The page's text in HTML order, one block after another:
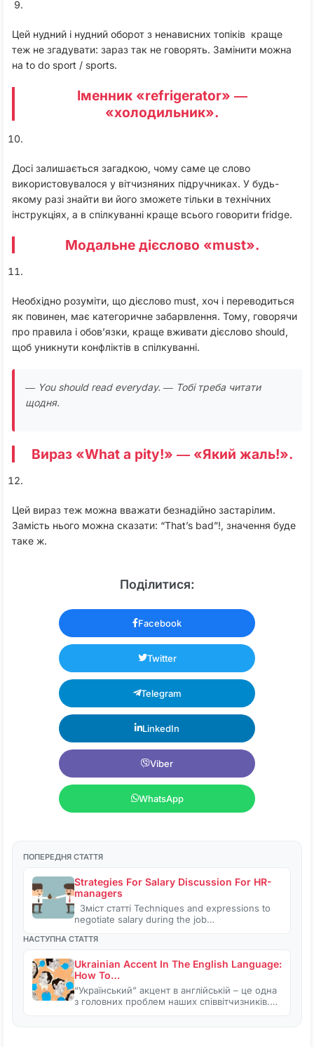
Цей нудний і нудний оборот з ненависних топіків краще
теж не згадувати: зараз так не говорять. Замінити можна
на to do sport / sports.
Іменник «refrigerator» ―
«холодильник».
Досі залишається загадкою, чому саме це слово
використовувалося у вітчизняних підручниках. У будь-
якому разі знайти ви його зможете тільки в технічних
інструкціях, а в спілкуванні краще всього говорити fridge.
Модальне дієслово «must».
Необхідно розуміти, що дієслово must, хоч і переводиться
як повинен, має категоричне забарвлення. Тому, говорячи
про правила і обов’язки, краще вживати дієслово should,
щоб уникнути конфліктів в спілкуванні.
― You should read everyday. ― Тобі треба читати
щодня.
Вираз «What a pity!» ― «Який жаль!».
Цей вираз теж можна вважати безнадійно застарілим.
Замість нього можна сказати: “That’s bad”!, значення буде
таке ж.
Поділитися:
Facebook
Twitter
Telegram
LinkedIn
Viber
WhatsApp
ПОПЕРЕДНЯ СТАТТЯ
Strategies For Salary Discussion For HR-
managers
Зміст статті Techniques and expressions to
negotiate salary during the job…
НАСТУПНА СТАТТЯ
Ukrainian Accent In The English Language:
How To…
“Український” акцент в англійській – це одна
з головних проблем наших співвітчизників.…